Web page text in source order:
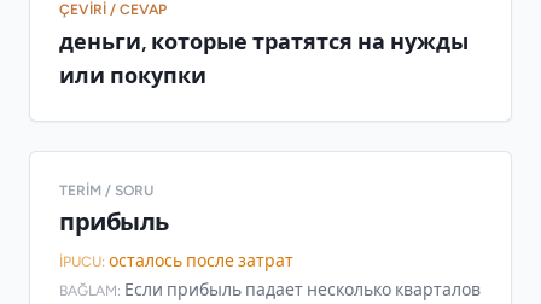
ÇEVIRI / CEVAP
деньги, которые тратятся на нужды
или покупки
TERIM / SORU
прибыль
İPUCU: осталось после затрат
BAĞLAM: Если прибыль падает несколько кварталов